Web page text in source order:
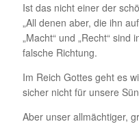
Ist das nicht einer der
„All denen aber, die ihn
„Macht“ und „Recht“
falsche Richtung.
Im Reich Gottes geht es
sicher nicht für unsere
Aber unser allmächtiger,